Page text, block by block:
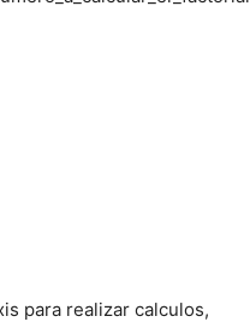
para realizar calculos,